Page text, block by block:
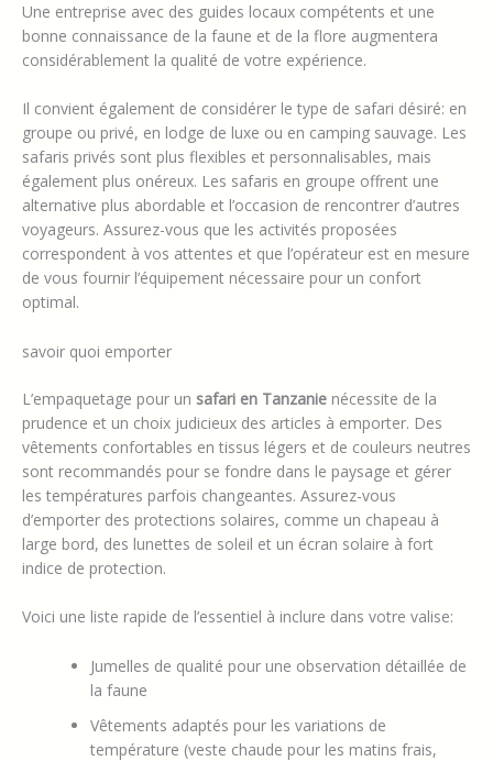
Une entreprise avec des guides locaux compétents et une
bonne connaissance de la faune et de la flore augmentera
considérablement la qualité de votre expérience.
Il convient également de considérer le type de safari désiré: en
groupe ou privé, en lodge de luxe ou en camping sauvage. Les
safaris privés sont plus flexibles et personnalisables, mais
également plus onéreux. Les safaris en groupe offrent une
alternative plus abordable et l’occasion de rencontrer d’autres
voyageurs. Assurez-vous que les activités proposées
correspondent à vos attentes et que l’opérateur est en mesure
de vous fournir l’équipement nécessaire pour un confort
optimal.
savoir quoi emporter
L’empaquetage pour un safari en Tanzanie nécessite de la
prudence et un choix judicieux des articles à emporter. Des
vêtements confortables en tissus légers et de couleurs neutres
sont recommandés pour se fondre dans le paysage et gérer
les températures parfois changeantes. Assurez-vous
d’emporter des protections solaires, comme un chapeau à
large bord, des lunettes de soleil et un écran solaire à fort
indice de protection.
Voici une liste rapide de l’essentiel à inclure dans votre valise:
Jumelles de qualité pour une observation détaillée de
la faune
Vêtements adaptés pour les variations de
température (veste chaude pour les matins frais,